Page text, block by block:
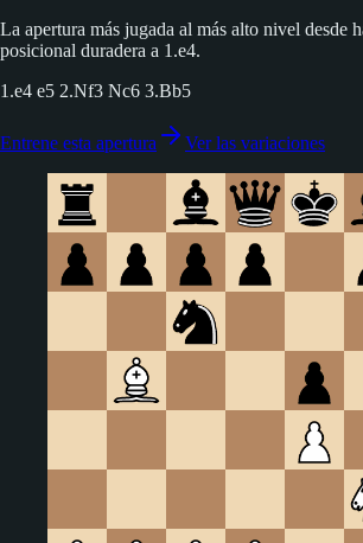
La apertura más jugada al más alto nivel desde
posicional duradera a 1.e4.
1.e4 e5 2.Nf3 Nc6 3.Bb5
Entrene esta apertura Ver las variaciones